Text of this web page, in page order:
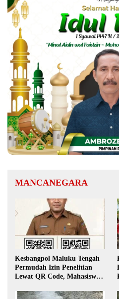
MANCANEGARA
Kesbangpol Maluku Tengah
Permudah Izin Penelitian
Lewat QR Code, Mahasiswa